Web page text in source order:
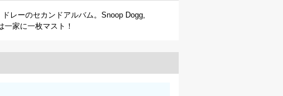
レーのセカンドアルバム。Snoop Dogg,
家に一枚マスト！